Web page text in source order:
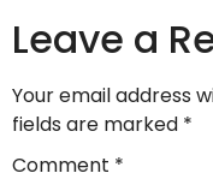
Leave a
Your email address
fields are marked *
Comment *